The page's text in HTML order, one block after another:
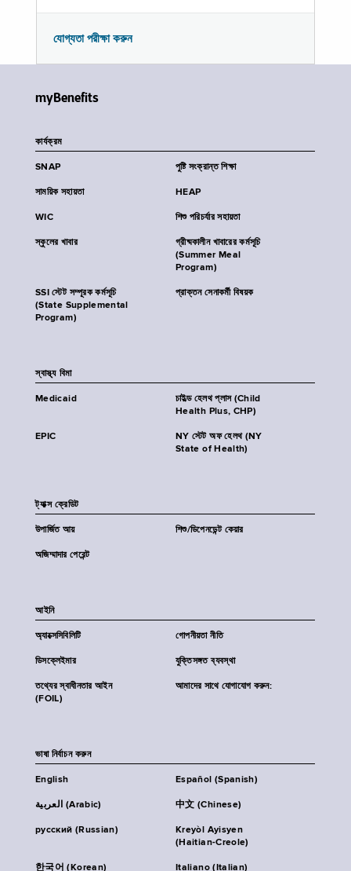
যোগ্যতা পরীক্ষা করুন
myBenefits
কার্যক্রম
SNAP পুষ্টি সংক্রান্ত শিক্ষা
সাময়িক সহায়তা HEAP
WIC শিশু পরিচর্যার সহায়তা
স্কুলের খাবার
গ্রীষ্মকালীন খাবারের কর্মসূচি
(Summer Meal
Program)
SSI স্টেট সম্পূরক কর্মসূচি
(State Supplemental
Program)
প্রাক্তন সেনাকর্মী বিষয়ক
স্বাস্থ্য বিমা
Medicaid
চাইল্ড হেলথ প্লাস (Child
Health Plus, CHP)
EPIC
NY স্টেট অফ হেলথ (NY
State of Health)
ট্যাক্স ক্রেডিট
উপার্জিত আয় শিশু/ডিপেনডেন্ট কেয়ার
অজিম্মাদার পেরেন্ট
আইনি
অ্যাক্সেসিবিলিটি গোপনীয়তা নীতি
ডিসক্লেইমার যুক্তিসঙ্গত ব্যবস্থা
তথ্যের স্বাধীনতার আইন
(FOIL)
আমাদের সাথে যোগাযোগ করুন:
ভাষা নির্বাচন করুন
English Español (Spanish)
العربية (Arabic) 中文 (Chinese)
русский (Russian)
Kreyòl Ayisyen
(Haitian-Creole)
한국어 (Korean) Italiano (Italian)